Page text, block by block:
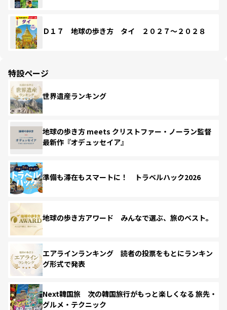
Ｄ１７ 地球の歩き方 タイ ２０２７～２０２８
特設ページ
世界遺産ランキング
地球の歩き方 meets クリストファー・ノーラン監督
最新作『オデュッセイア』
準備も滞在もスマートに！ トラベルハック2026
地球の歩き方アワード みんなで選ぶ、旅のベスト。
エアラインランキング 読者の投票をもとにランキン
グ形式で発表
Next韓国旅 次の韓国旅行がもっと楽しくなる 旅先・
グルメ・テクニック